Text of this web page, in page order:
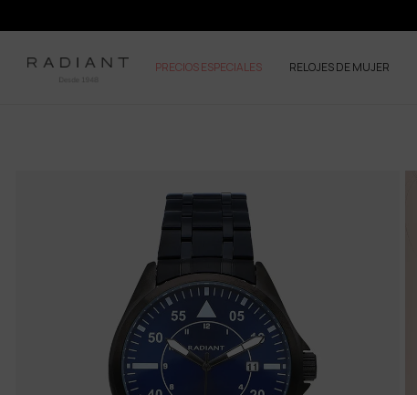
PRECIOS ESPECIALES RELOJES DE MUJER